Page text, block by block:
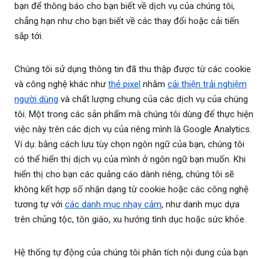
bạn để thông báo cho bạn biết về dịch vụ của chúng tôi,
chẳng hạn như cho bạn biết về các thay đổi hoặc cải tiến
sắp tới.
Chúng tôi sử dụng thông tin đã thu thập được từ các cookie
và công nghệ khác nhưthẻ pixel nhằm cải thiện trải nghiệm
người dùng và chất lượng chung của các dịch vụ của chúng
tôi. Một trong các sản phẩm mà chúng tôi dùng để thực hiện
việc này trên các dịch vụ của riêng mình là Google Analytics.
Ví dụ: bằng cách lưu tùy chọn ngôn ngữ của bạn, chúng tôi
có thể hiển thị dịch vụ của mình ở ngôn ngữ bạn muốn. Khi
hiển thị cho bạn các quảng cáo dành riêng, chúng tôi sẽ
không kết hợp số nhận dạng từ cookie hoặc các công nghệ
tương tự với các danh mục nhạy cảm, như danh mục dựa
trên chủng tộc, tôn giáo, xu hướng tình dục hoặc sức khỏe.
Hệ thống tự động của chúng tôi phân tích nội dung của bạn